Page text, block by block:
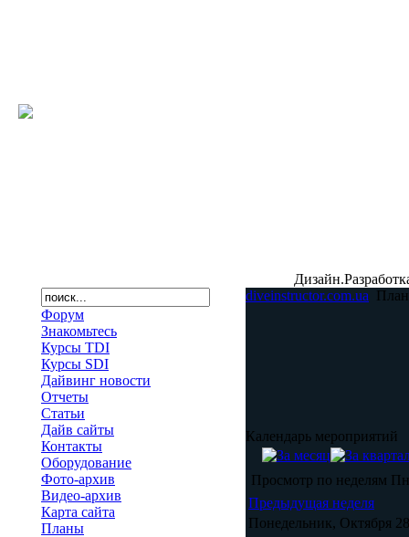
Форум
Знакомьтесь
Курсы TDI
Курсы SDI
Дайвинг новости
Отчеты
Статьи
Дайв сайты
Контакты
Оборудование
Фото-архив
Видео-архив
Карта сайта
Планы
diveinstructor.com.ua
Календарь мероприятий
Просмотр по неделям
Предыдущая неделя
Понедельник, Октября